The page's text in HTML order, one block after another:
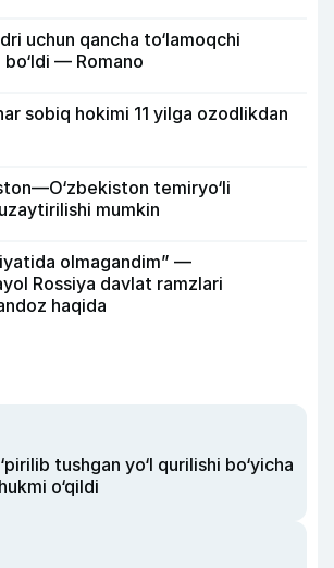
uchun qancha to‘lamoqchi
bo‘ldi — Romano
sobiq hokimi 11 yilga ozodlikdan
temiryo‘li
mumkin
olmagandim” —
Rossiya davlat ramzlari
haqida
tushgan yo‘l qurilishi bo‘yicha
o‘qildi